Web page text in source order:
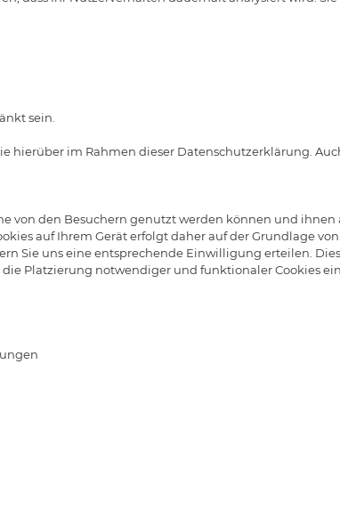
sein.
hierüber im Rahmen dieser Datenschutzerklärung.
von den Besuchern genutzt werden können und ihnen
auf Ihrem Gerät erfolgt daher auf der Grundlage von
Sie uns eine entsprechende Einwilligung erteilen.
Platzierung notwendiger und funktionaler Cookies